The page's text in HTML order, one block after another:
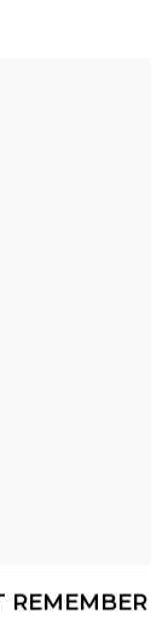
REMEMBER